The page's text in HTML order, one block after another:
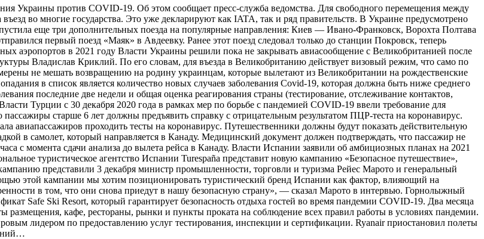
Украины против COVID-19. Об этом сообщает пресс-служба ведомства. Для свободного перемещения между
во многие государства. Это уже декларируют как IATA, так и ряд правительств. В Украине предусмотрено
еще три дополнительных поезда на популярные направления: Киев — Ивано-Франковск, Ворохта Полтава
первый поезд «Маяк» в Авдеевку. Ранее этот поезд следовал только до станции Покровск, теперь
аэропортов в 2021 году Власти Украины решили пока не закрывать авиасообщение с Великобританией после
Владислав Криклий. По его словам, для въезда в Великобританию действует визовый режим, что само по
не мешать возвращению на родину украинцам, которые вылетают из Великобритании на рождественские
в список является количество новых случаев заболевания Covid-19, которая должна быть ниже среднего
последние две недели и общая оценка реагирования страны (тестирование, отслеживание контактов,
Турции с 30 декабря 2020 года в рамках мер по борьбе с пандемией COVID-19 ввели требование для
старше 6 лет должны предъявить справку с отрицательным результатом ПЦР-теста на коронавирус.
авиапассажиров проходить тесты на коронавирус. Путешественники должны будут показать действительную
в самолет, который направляется в Канаду. Медицинский документ должен подтверждать, что пассажир не
с момента сдачи анализа до вылета рейса в Канаду. Власти Испании заявили об амбициозных планах на 2021
туристическое агентство Испании Turespaña представит новую кампанию «Безопасное путешествие»,
представили 3 декабря министр промышленности, торговли и туризма Рейес Марото и генеральный
этой кампании мы хотим позиционировать туристический бренд Испании как фактор, влияющий на
в том, что они снова приедут в нашу безопасную страну», — сказал Марото в интервью. Горнолыжный
Safe Ski Resort, который гарантирует безопасность отдыха гостей во время пандемии COVID-19. Два месяца
размещения, кафе, рестораны, рынки и пункты проката на соблюдение всех правил работы в условиях пандемии.
лидером по предоставлению услуг тестирования, инспекции и сертификации. Ryanair приостановил полеты